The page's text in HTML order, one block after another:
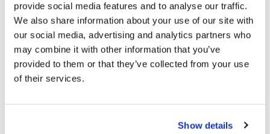
provide social media features and to analyse our traffic.
We also share information about your use of our site with
our social media, advertising and analytics partners who
may combine it with other information that you’ve
provided to them or that they’ve collected from your use
of their services.
Show details
Name*
E-mail
Ihre Nachricht an
Moldex
*